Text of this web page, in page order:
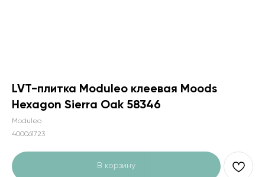
LVT-плитка Moduleo клеевая Moods
Hexagon Sierra Oak 58346
Moduleo
400061723
В корзину